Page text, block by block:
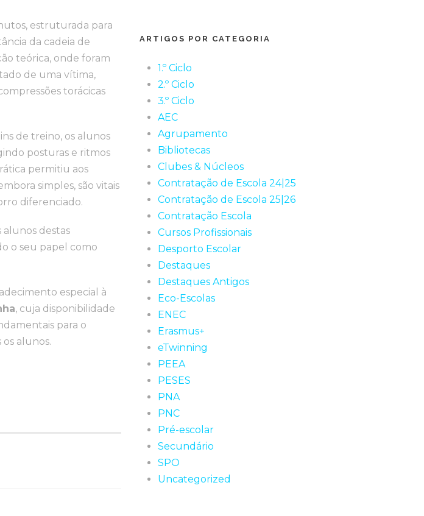
estruturada para
da cadeia de
teórica, onde foram
de uma vítima,
torácicas
de treino, os alunos
posturas e ritmos
permitiu aos
simples, são vitais
diferenciado.
alunos destas
o seu papel como
especial à
, cuja disponibilidade
para o
alunos.
ARTIGOS POR CATEGORIA
1.º Ciclo
2.º Ciclo
3.º Ciclo
AEC
Agrupamento
Bibliotecas
Clubes & Núcleos
Contratação de Escola 24|25
Contratação de Escola 25|26
Contratação Escola
Cursos Profissionais
Desporto Escolar
Destaques
Destaques Antigos
Eco-Escolas
ENEC
Erasmus+
eTwinning
PEEA
PESES
PNA
PNC
Pré-escolar
Secundário
SPO
Uncategorized